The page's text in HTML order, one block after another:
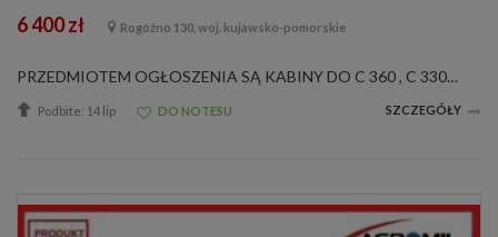
6 400 zł Rogóźno 130, woj. kujawsko-pomorskie
PRZEDMIOTEM OGŁOSZENIA SĄ KABINY DO C 360 , C 330 Z BŁOTNIKAMI WERSJA LUX , PRODUCENT SZYSZKA Wszystkie produkty wykonywane są z profili stalowych zapewniających odpowiednią sztywność i wytrzymałość konstrukcji, gwarantujące bezpieczeństw...
Podbite: 14 lip DO NOTESU SZCZEGÓŁY